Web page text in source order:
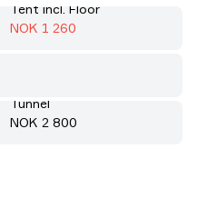
Salg
Tent incl. Floor
Salgspris:
NOK 1 260
Tunnel
Pris:
NOK 2 800